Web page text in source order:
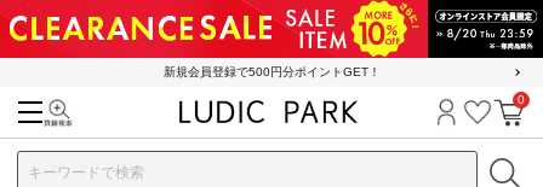
新規会員登録で500円分ポイントGET！
ログイン
お気に
カ
0